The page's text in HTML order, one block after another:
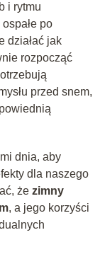
i rytmu
po
działać jak
rozpocząć
przed snem,
dnia, aby
dla naszego
że zimny
, a jego korzyści